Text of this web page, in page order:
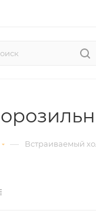
— Встраиваемый